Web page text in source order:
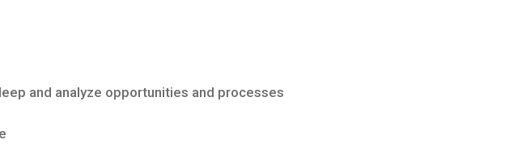
and analyze opportunities and processes